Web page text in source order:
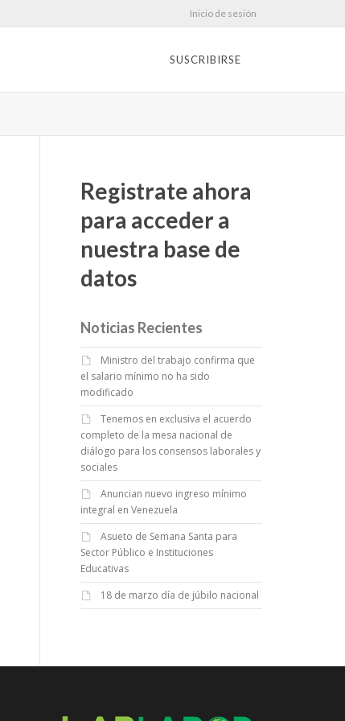
Inicio de sesión
SUSCRIBIRSE
Registrate ahora
para acceder a
nuestra base de
datos
Noticias Recientes
Ministro del trabajo confirma que
el salario mínimo no ha sido
modificado
Tenemos en exclusiva el acuerdo
completo de la mesa nacional de
diálogo para los consensos laborales y
sociales
Anuncian nuevo ingreso mínimo
integral en Venezuela
Asueto de Semana Santa para
Sector Público e Instituciones
Educativas
18 de marzo día de júbilo nacional